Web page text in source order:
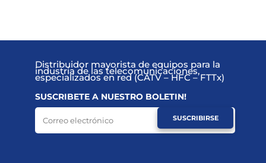
Distribuidor mayorista de equipos para la
industria de las telecomunicaciones,
especializados en red (CATV – HFC – FTTx)
SUSCRIBETE A NUESTRO BOLETIN!
SUSCRIBIRSE